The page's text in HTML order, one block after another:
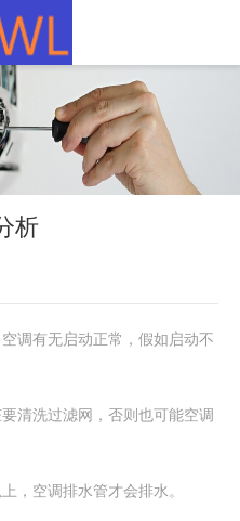
析
调有无启动正常，假如启动不
清洗过滤网，否则也可能空调
，空调排水管才会排水。